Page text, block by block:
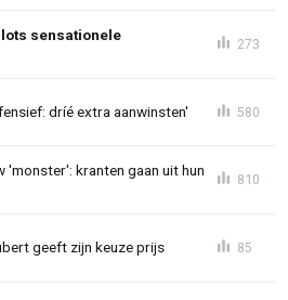
sensationele
273
dríé extra aanwinsten' 580
'monster': kranten gaan uit hun
810
geeft zijn keuze prijs 85